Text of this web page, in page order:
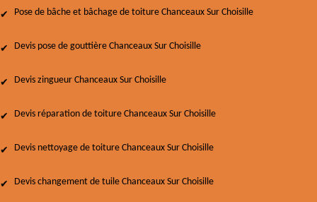
Pose de bâche et bâchage de toiture Chanceaux Sur Choisille
Devis pose de gouttière Chanceaux Sur Choisille
Devis zingueur Chanceaux Sur Choisille
Devis réparation de toiture Chanceaux Sur Choisille
Devis nettoyage de toiture Chanceaux Sur Choisille
Devis changement de tuile Chanceaux Sur Choisille